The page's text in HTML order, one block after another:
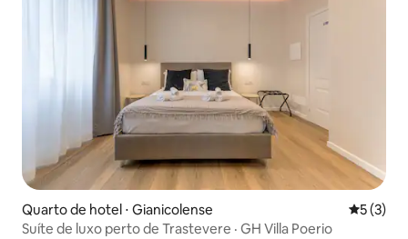
Quarto de hotel ⋅ Gianicolense 5 de
5 (3)
Suíte de luxo perto de Trastevere · GH Villa Poerio